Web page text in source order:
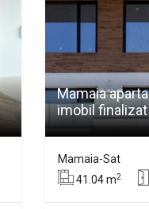
Mamaia
imobil
Mamaia-Sat
41.04 m2